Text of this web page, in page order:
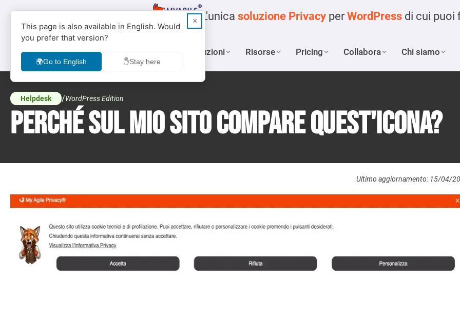
L'unicasoluzione Privacy perWordPress di cui puoi
Soluzioni Risorse Pricing Collabora Chi siamo
Helpdesk /WordPress Edition
Perché sul mio sito compare quest'icona?
Ultimo aggiornamento: 15/04/
×
This page is also available in English. Would
you prefer that version?
🌍Go to English ✋Stay here